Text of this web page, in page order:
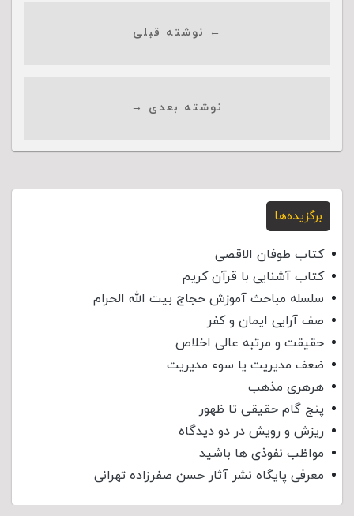
← نوشته قبلی
نوشته بعدی →
برگزیده‌ها
کتاب طوفان الاقصی
کتاب آشنایی با قرآن کریم
سلسله مباحث آموزش حجاج بیت الله الحرام
صف آرایی ایمان و کفر
حقیقت و مرتبه عالی اخلاص
ضعف مدیریت یا سوء مدیریت
هرهری مذهب
پنج گام حقیقی تا ظهور
ریزش و رویش در دو دیدگاه
مواظب نفوذی‌ ها باشید
معرفی پایگاه نشر آثار حسن صفرزاده تهرانی